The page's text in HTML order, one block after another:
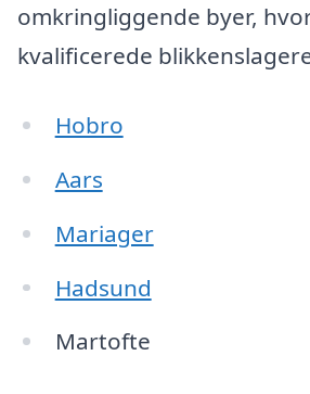
omkringliggende byer,
kvalificerede
Hobro
Aars
Mariager
Hadsund
Martofte